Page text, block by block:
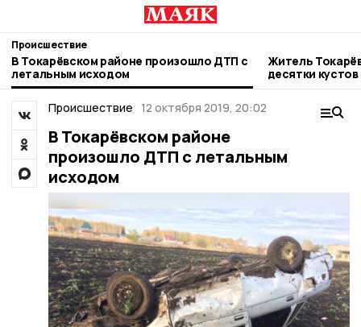
Происшествие
В Токарёвском районе произошло ДТП с
летальным исходом
Житель
десятки
растения
Происшествие 12 октября 2019, 20:02
В Токарёвском районе
произошло ДТП с летальным
исходом